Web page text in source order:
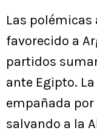
Las
favorecido a
partidos
ante Egipto.
empañada
salvando a la